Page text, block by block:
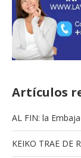
Artículos
AL FIN: la
KEIKO TRAE DE